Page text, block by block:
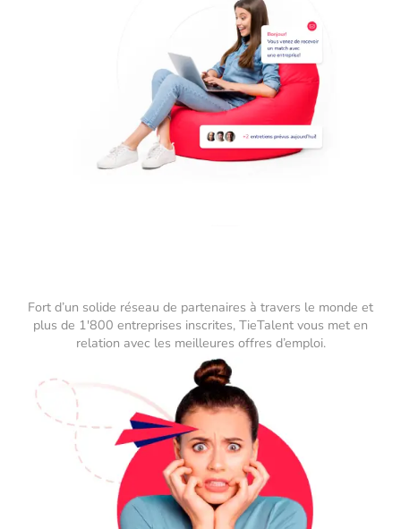
Fort d’un solide réseau de partenaires à travers le monde et
plus de 1'800 entreprises inscrites, TieTalent vous met en
relation avec les meilleures offres d’emploi.